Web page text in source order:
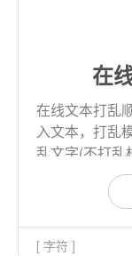
在
在线文本打乱
入文本，打乱
乱文字(不打乱
[ 字符 ]